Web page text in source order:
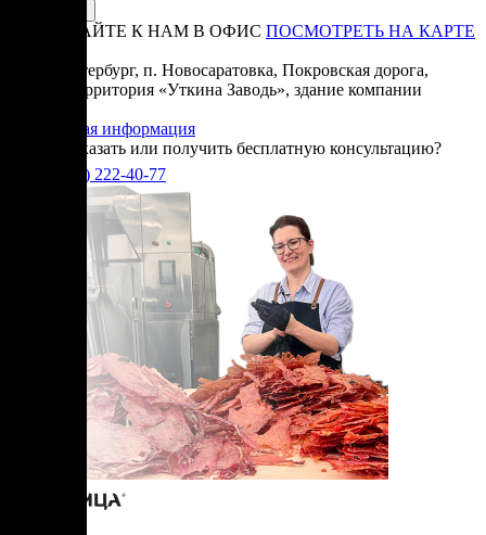
ПРИЕЗЖАЙТЕ К НАМ В ОФИС ПОСМОТРЕТЬ НА КАРТЕ
Санкт-Петербург, п. Новосаратовка, Покровская дорога,
частная территория «Уткина Заводь», здание компании
Справочная информация
Хотите заказать или получить бесплатную консультацию?
+7(905) 222-40-77